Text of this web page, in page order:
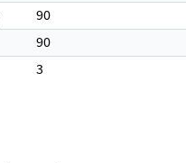
90
90
3